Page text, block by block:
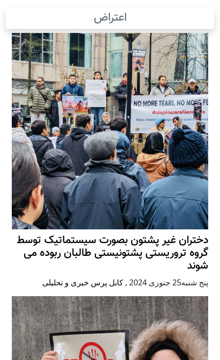
اعتراض
دختران غیر پشتون بصورت سیستماتیک توسط
گروه تروریستی پشتونیستی طالبان ربوده می
شوند
پنج شنبه25 جنوری 2024 , کابل پرس خبری و تحلیلی